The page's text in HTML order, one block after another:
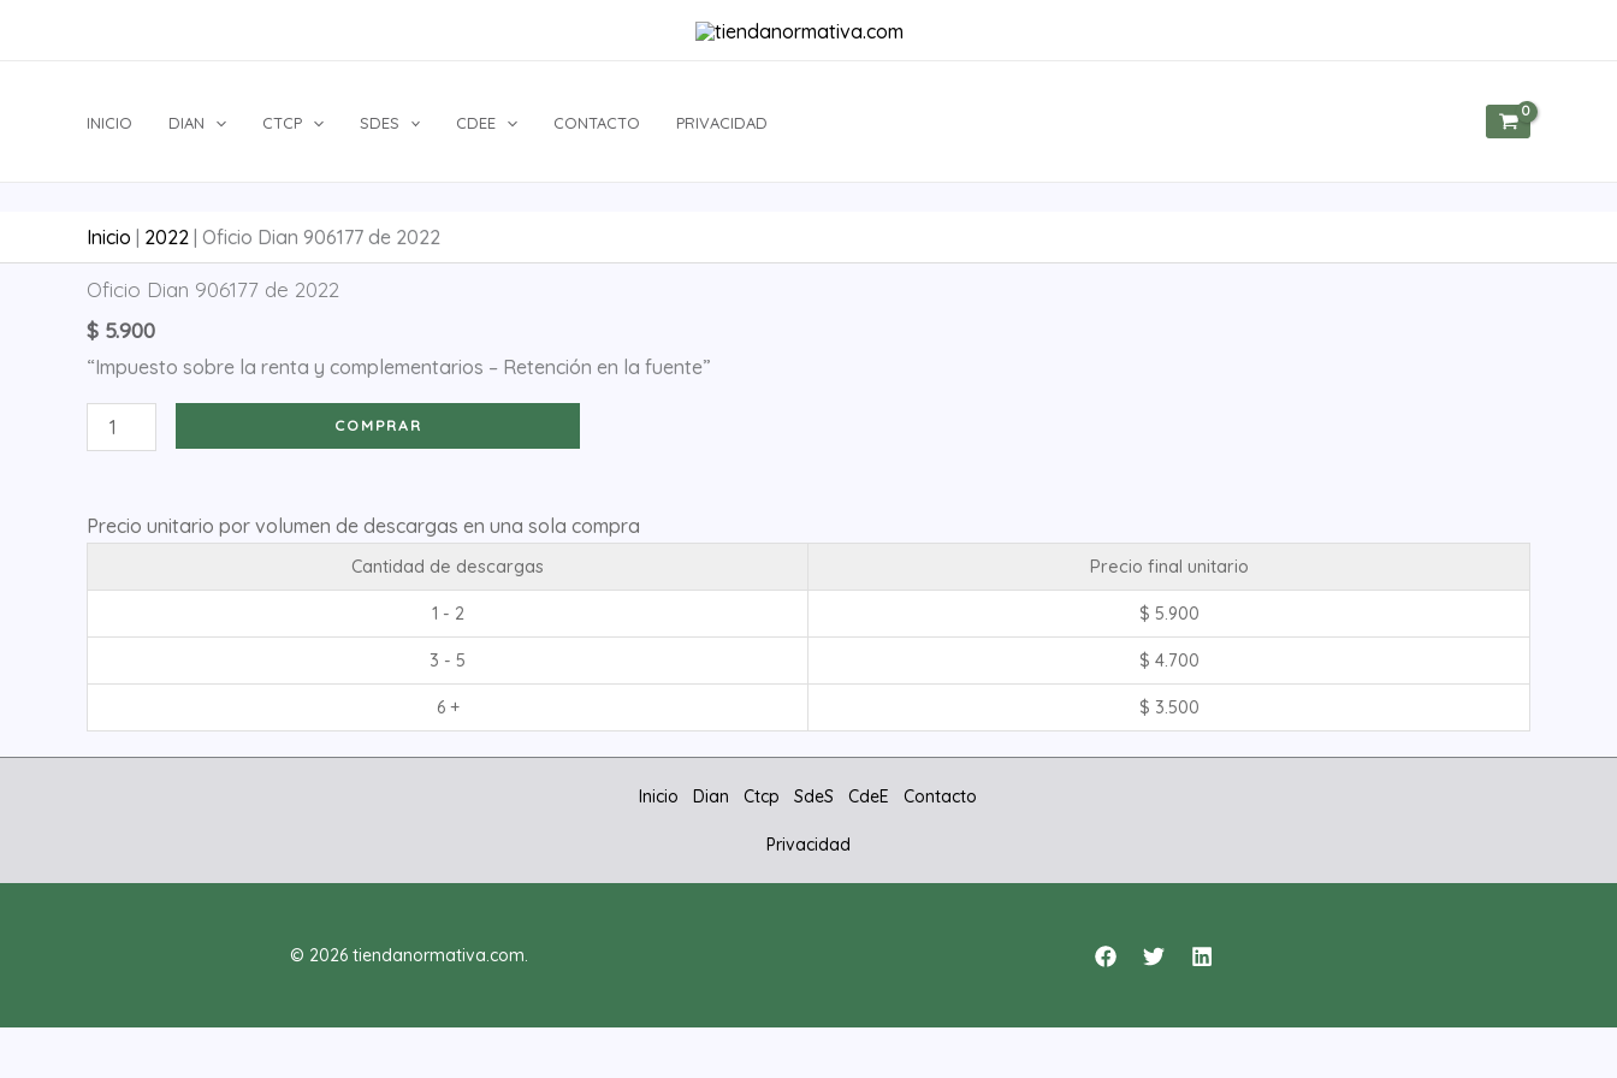
INICIO DIAN CTCP SDES CDEE CONTACTO PRIVACIDAD
Inicio 2022 Oficio Dian 906177 de 2022
Oficio Dian 906177 de 2022
$ 5.900
“Impuesto sobre la renta y complementarios – Retención en la fuente”
Oficio
906177
de
2022
cantidad
COMPRAR
Precio unitario por volumen de descargas en una sola compra
Cantidad de descargas Precio final unitario
1 - 2 $ 5.900
3 - 5 $ 4.700
6 + $ 3.500
Inicio Dian Ctcp SdeS CdeE Contacto
Privacidad
© 2026 tiendanormativa.com.